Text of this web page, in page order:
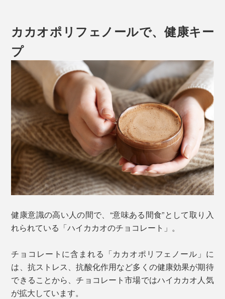
カカオポリフェノールで、健康キー
プ
健康意識の高い人の間で、“意味ある間食”として取り入
れられている「ハイカカオのチョコレート」。
チョコレートに含まれる「カカオポリフェノール」に
は、抗ストレス、抗酸化作用など多くの健康効果が期待
できることから、チョコレート市場ではハイカカオ人気
が拡大しています。